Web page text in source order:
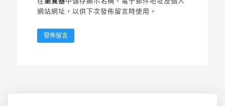
網站網址，以供下次發佈留言時使用。